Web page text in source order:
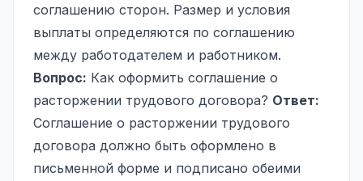
соглашению сторон. Размер и условия
выплаты определяются по соглашению
между работодателем и работником.
Вопрос: Как оформить соглашение о
расторжении трудового договора? Ответ:
Соглашение о расторжении трудового
договора должно быть оформлено в
письменной форме и подписано обеими